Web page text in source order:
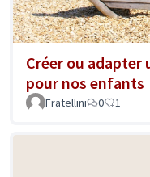
Créer ou adapter
pour nos enfants
Fratellini 0 1